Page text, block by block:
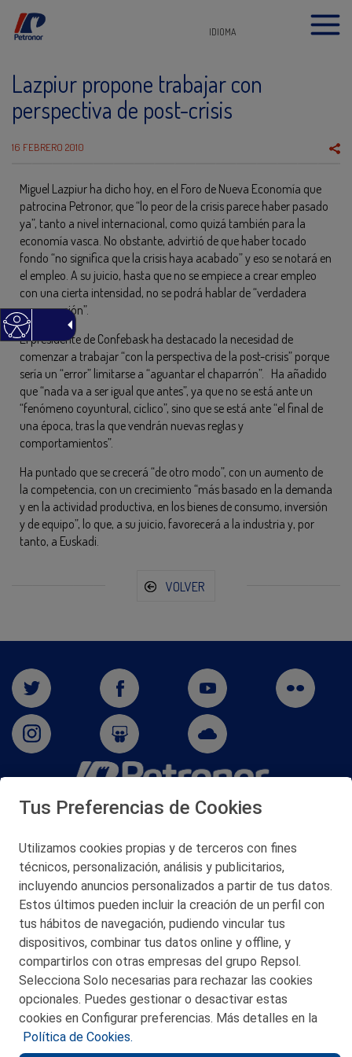
IDIOMA
Lazpiur propone trabajar con
perspectiva de post-crisis
16 FEBRERO 2010
Miguel Lazpiur ha dicho hoy, en el Foro de Nueva Economía que
patrocina Petronor, que “lo peor de la crisis parece haber pasado
ya”, tanto a nivel internacional, como quizá también para la
economía vasca. No obstante, advirtió de que haber tocado
fondo “no significa que la crisis haya acabado” y eso se notará en
el empleo. A su juicio, hasta que no se empiece a crear empleo
con una cierta intensidad, no se podrá hablar de “verdadera
recuperación”.
El presidente de Confebask ha destacado la necesidad de
comenzar a trabajar “con la perspectiva de la post-crisis” porque
sería un “error” limitarse a “aguantar el chaparrón”. Ha añadido
que “nada va a ser igual que antes”, ya que no se está ante un
“fenómeno coyuntural, cíclico”, sino que se está ante “el final de
una época, tras la que vendrán nuevas reglas y
comportamientos”.
Ha puntado que se crecerá “de otro modo”, con un aumento de
la competencia, con un crecimiento “más basado en la demanda
y en la actividad productiva, en los bienes de consumo, inversión
y de equipo”, lo que, a su juicio, favorecerá a la industria y, por
tanto, a Euskadi.
VOLVER
San Martín 5-Edificio Muñatones,
© 2026 Petronor S.A.
CONTACTO
MAPA WEB
POLITICA DE PRIVACIDAD
Tus Preferencias de Cookies
Utilizamos cookies propias y de terceros con fines
técnicos, personalización, análisis y publicitarios,
incluyendo anuncios personalizados a partir de tus datos.
Estos últimos pueden incluir la creación de un perfil con
tus hábitos de navegación, pudiendo vincular tus
dispositivos, combinar tus datos online y offline, y
compartirlos con otras empresas del grupo Repsol.
Selecciona Solo necesarias para rechazar las cookies
opcionales. Puedes gestionar o desactivar estas
cookies en Configurar preferencias. Más detalles en la
Política de Cookies.